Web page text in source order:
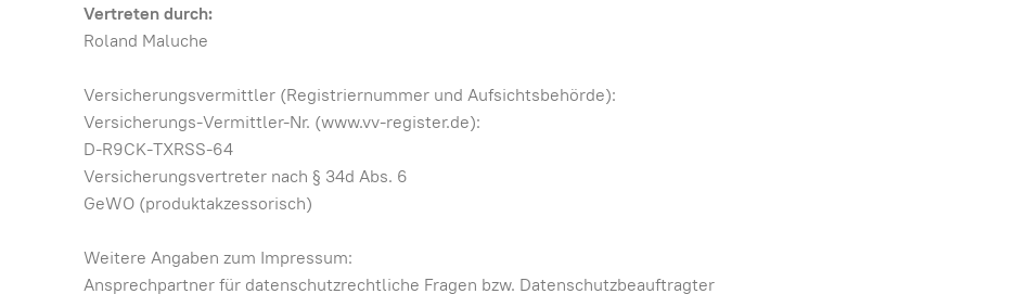
Vertreten durch:
Roland Maluche
Versicherungsvermittler (Registriernummer und Aufsichtsbehörde):
Versicherungs-Vermittler-Nr. (www.vv-register.de):
D-R9CK-TXRSS-64
Versicherungsvertreter nach § 34d Abs. 6
GeWO (produktakzessorisch)
Weitere Angaben zum Impressum:
Ansprechpartner für datenschutzrechtliche Fragen bzw. Datenschutzbeauftragter